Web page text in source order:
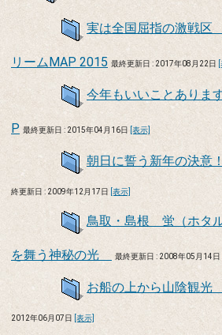
実は全国屈指の激戦区
リームMAP 2015 最終更新日 : 2017年08月22日
今年もいいことありま
P 最終更新日 : 2015年04月16日 [表示]
朝日に誓う新年の決
終更新日 : 2009年12月17日 [表示]
鳥取・島根 蛍（ホタ
を舞う神秘の光 最終更新日 : 2008年05月14日
お船の上から山陰観
2012年06月07日 [表示]